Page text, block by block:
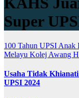
Super
100 Tahun UPSI Anak
Melayu Kolej Awang
Usaha Tidak
UPSI 2024